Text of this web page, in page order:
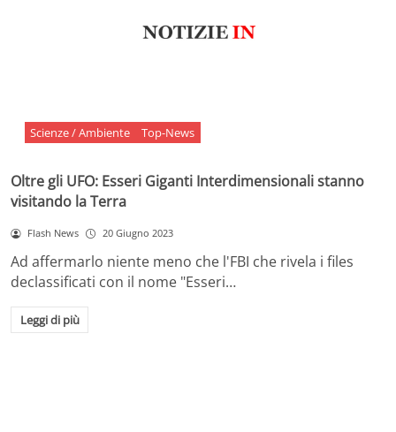
Scienze / Ambiente Top-News
Oltre gli UFO: Esseri Giganti Interdimensionali stanno
visitando la Terra
Flash News 20 Giugno 2023
Ad affermarlo niente meno che l'FBI che rivela i files
declassificati con il nome "Esseri…
Leggi di più